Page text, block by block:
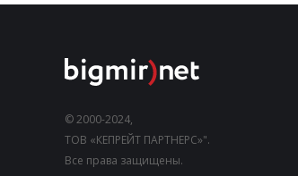
© 2000-2024,
ТОВ «КЕПРЕЙТ ПАРТНЕРС»".
Все права защищены.